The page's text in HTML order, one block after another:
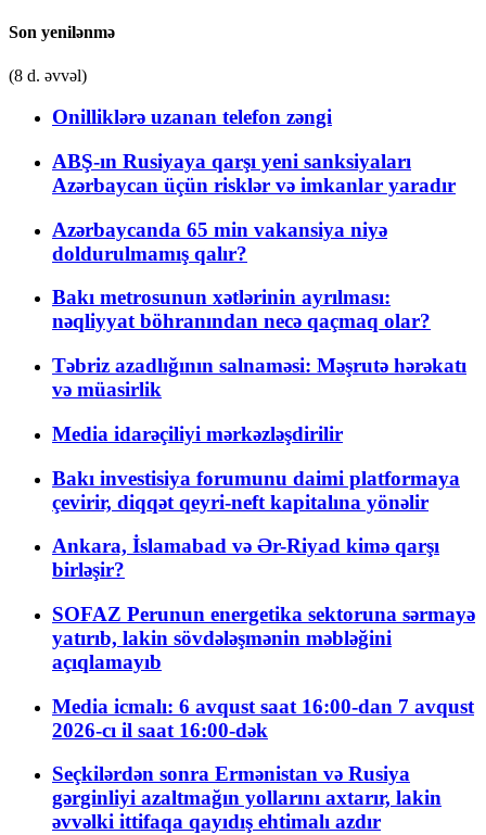
Son yenilənmə
(8 d. əvvəl)
Onilliklərə uzanan telefon zəngi
ABŞ-ın Rusiyaya qarşı yeni sanksiyaları
Azərbaycan üçün risklər və imkanlar yaradır
Azərbaycanda 65 min vakansiya niyə
doldurulmamış qalır?
Bakı metrosunun xətlərinin ayrılması:
nəqliyyat böhranından necə qaçmaq olar?
Təbriz azadlığının salnaməsi: Məşrutə hərəkatı
və müasirlik
Media idarəçiliyi mərkəzləşdirilir
Bakı investisiya forumunu daimi platformaya
çevirir, diqqət qeyri-neft kapitalına yönəlir
Ankara, İslamabad və Ər-Riyad kimə qarşı
birləşir?
SOFAZ Perunun energetika sektoruna sərmayə
yatırıb, lakin sövdələşmənin məbləğini
açıqlamayıb
Media icmalı: 6 avqust saat 16:00-dan 7 avqust
2026-cı il saat 16:00-dək
Seçkilərdən sonra Ermənistan və Rusiya
gərginliyi azaltmağın yollarını axtarır, lakin
əvvəlki ittifaqa qayıdış ehtimalı azdır